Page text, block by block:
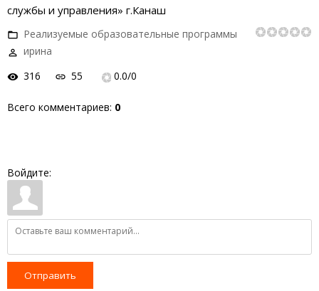
службы и управления» г.Канаш
Реализуемые образовательные программы
ирина
316
55 0.0/0
Всего комментариев: 0
Войдите:
Отправить